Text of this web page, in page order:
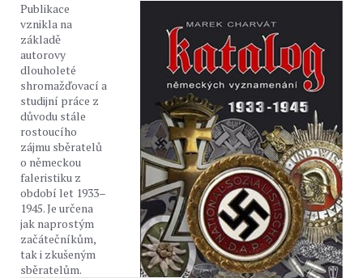
Publikace
vznikla na
základě
autorovy
dlouholeté
shromažďovací a
studijní práce z
důvodu stále
rostoucího
zájmu sběratelů
o německou
faleristiku z
období let 1933–
1945. Je určena
jak naprostým
začátečníkům,
tak i zkušeným
sběratelům.